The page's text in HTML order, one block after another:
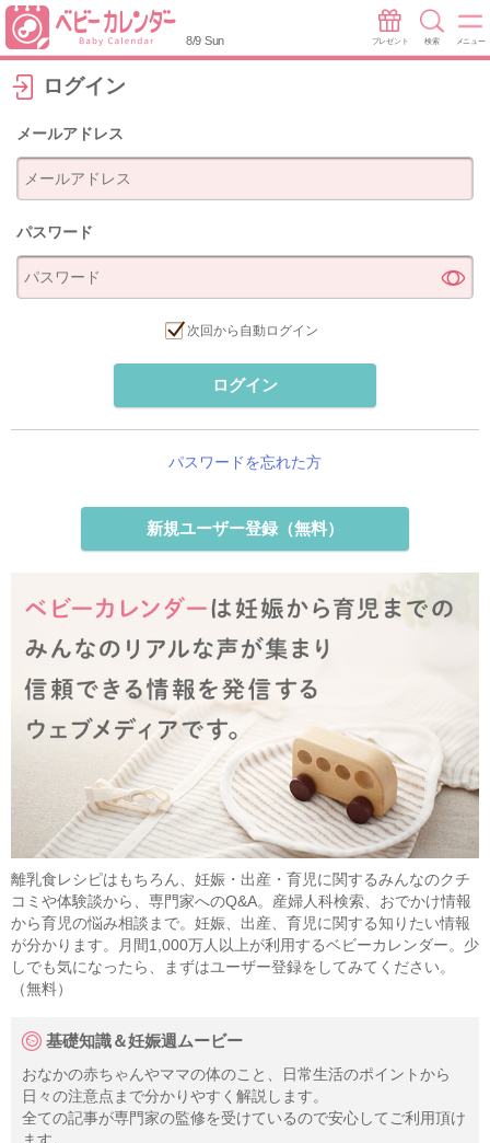
8/9 Sun プレゼント 検索 メニュー
ログイン
メールアドレス
パスワード
次回から自動ログイン
ログイン
パスワードを忘れた方
新規ユーザー登録（無料）
離乳食レシピはもちろん、妊娠・出産・育児に関するみんなのクチ
コミや体験談から、専門家へのQ&A。産婦人科検索、おでかけ情報
から育児の悩み相談まで。妊娠、出産、育児に関する知りたい情報
が分かります。月間1,000万人以上が利用するベビーカレンダー。少
しでも気になったら、まずはユーザー登録をしてみてください。
（無料）
基礎知識＆妊娠週ムービー
おなかの赤ちゃんやママの体のこと、日常生活のポイントから
日々の注意点まで分かりやすく解説します。
全ての記事が専門家の監修を受けているので安心してご利用頂け